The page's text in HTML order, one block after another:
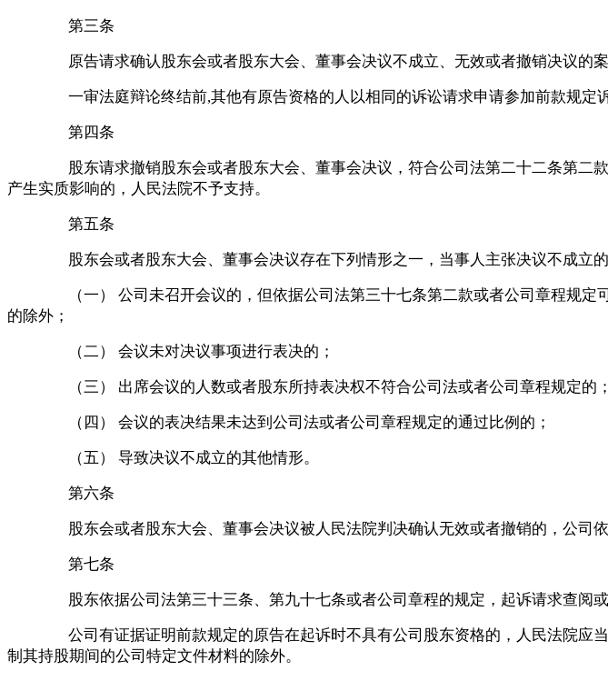
第三条
原告请求确认股东会或者股东大会、董事会决议不成立、无效或者撤销决议的
一审法庭辩论终结前,其他有原告资格的人以相同的诉讼请求申请参加前款规定
第四条
股东请求撤销股东会或者股东大会、董事会决议，符合公司法第二十二条第二
产生实质影响的，人民法院不予支持。
第五条
股东会或者股东大会、董事会决议存在下列情形之一，当事人主张决议不成立
（一）
公司未召开会议的，但依据公司法第三十七条第二款或者公司章程规
的除外；
（二） 会议未对决议事项进行表决的；
（三） 出席会议的人数或者股东所持表决权不符合公司法或者公司章程规定的；
（四） 会议的表决结果未达到公司法或者公司章程规定的通过比例的；
（五） 导致决议不成立的其他情形。
第六条
股东会或者股东大会、董事会决议被人民法院判决确认无效或者撤销的，公司
第七条
股东依据公司法第三十三条、第九十七条或者公司章程的规定，起诉请求查阅
公司有证据证明前款规定的原告在起诉时不具有公司股东资格的，人民法院
制其持股期间的公司特定文件材料的除外。